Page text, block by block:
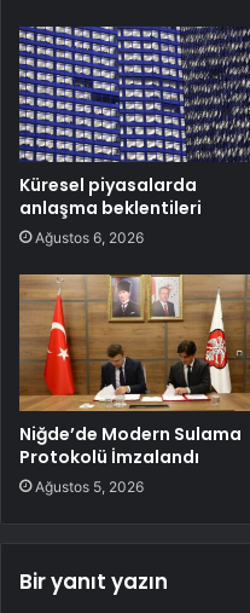
Küresel piyasalarda
anlaşma beklentileri
Ağustos 6, 2026
Niğde’de Modern Sulama
Protokolü İmzalandı
Ağustos 5, 2026
Bir yanıt yazın